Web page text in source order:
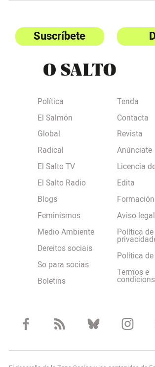
Suscríbete
Política
El Salmón
Global
Radical
El Salto TV
El Salto Radio
Blogs
Feminismos
Medio Ambiente
Dereitos sociais
So para socias
Boletins
Tenda
Contacta
Revista
Anúnciate
Licencia
Edita
Formación
Aviso legal
Política de
Política
Termos e
condicions